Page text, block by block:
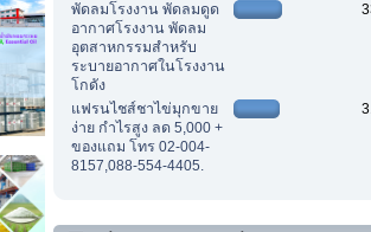
พัดลมโรงงาน พัดลมดูด
อากาศโรงงาน พัดลม
อุตสาหกรรมสำหรับ
ระบายอากาศในโรงงาน
โกดัง
แฟรนไชส์ชาไข่มุกขาย
ง่าย กำไรสูง ลด 5,000 +
ของแถม โทร 02-004-
8157,088-554-4405.